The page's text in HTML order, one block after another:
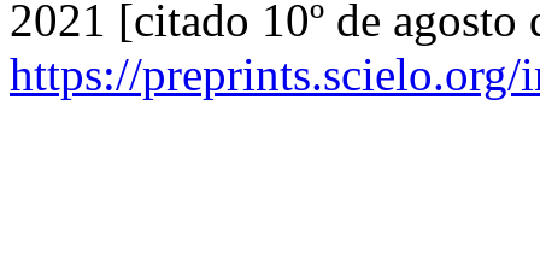
2021 [citado 10º de
https://